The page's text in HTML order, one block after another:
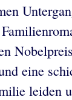
eine
leiden